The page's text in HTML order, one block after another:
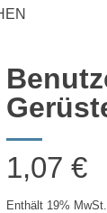
1,07 €
Enthält 19% MwSt.